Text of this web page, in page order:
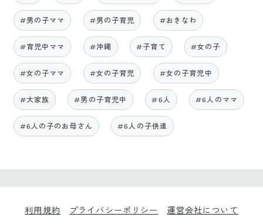
#男の子ママ #男の子育児 #おきなわ
#育児中ママ #沖縄 #子育て #女の子
#女の子ママ #女の子育児 #女の子育児中
#大家族 #男の子育児中 #6人 #6人のママ
#6人の子のお母さん #6人の子供達
利用規約 プライバシーポリシー 運営会社について